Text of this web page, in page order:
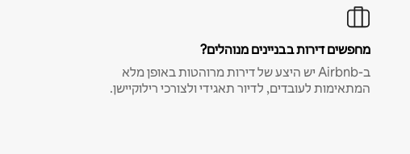
מחפשים דירות בבניינים מנוהלים?
ב-Airbnb יש היצע של דירות מרוהטות באופן מלא
המתאימות לעובדים, לדיור תאגידי ולצורכי רילוקיישן.